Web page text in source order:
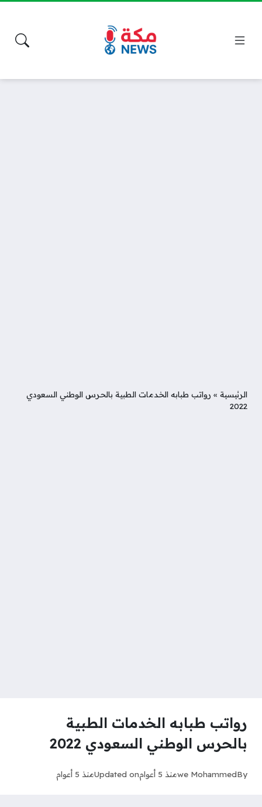
الرئيسية » رواتب طبابه الخدمات الطبية بالحرس الوطني السعودي
2022
رواتب طبابه الخدمات الطبية
بالحرس الوطني السعودي 2022
By
we Mohammedمنذ 5 أعوام Updated onمنذ 5 أعوام